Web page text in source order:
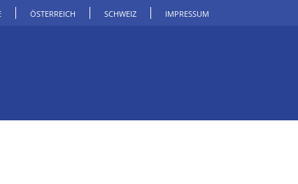
ÖSTERREICH SCHWEIZ IMPRESSUM